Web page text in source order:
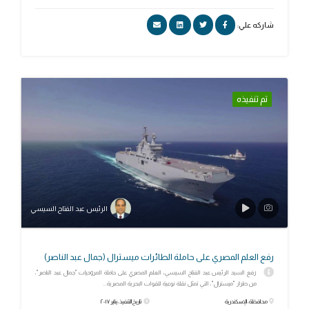
شاركه علي:
تم تنفيذه
الرئيس عبد الفتاح السيسي
رفع العلم المصري على حاملة الطائرات ميسترال (جمال عبد الناصر)
رفع السيد الرئيس عبد الفتاح السيسي، العلم المصري على حاملة المروحيات "جمال عبد الناصر"،
من طراز "ميسترال"، التي تمثل نقلة نوعية للقوات البحرية المصرية...
محافظة: الإسكندرية تاريخ التنفيذ: يناير ٢٠١٧